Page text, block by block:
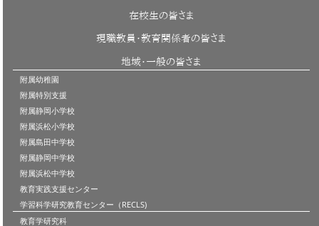
在校生の皆さま
現職教員・教育関係者の皆さま
地域・一般の皆さま
附属幼稚園
附属特別支援
附属静岡小学校
附属浜松小学校
附属島田中学校
附属静岡中学校
附属浜松中学校
教育実践支援センター
学習科学研究教育センター（RECLS)
教育学研究科